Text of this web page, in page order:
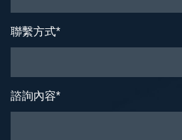
聯繫方式*
諮詢內容*